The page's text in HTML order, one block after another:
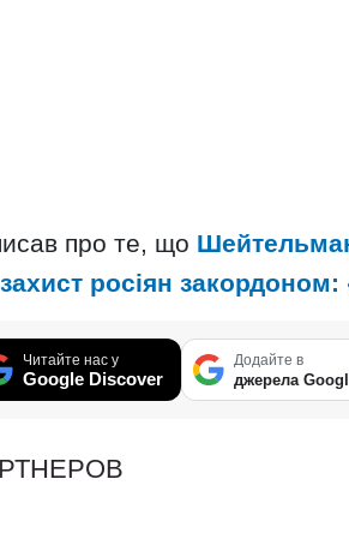
про те, що
росіян
Читайте нас у
Google Discover
Додайте в
джерела